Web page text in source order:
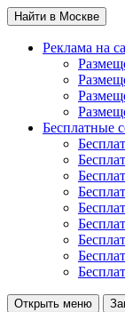
Найти в Москве
Реклама на
Бесплатные
Открыть меню